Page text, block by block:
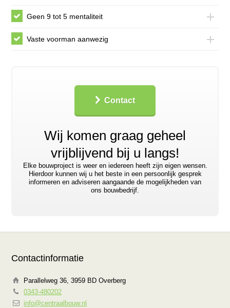
Geen 9 tot 5 mentaliteit
Vaste voorman aanwezig
Contact
Wij komen graag geheel
vrijblijvend bij u langs!
Elke bouwproject is weer en iedereen heeft zijn eigen wensen.
Hierdoor kunnen wij u het beste in een persoonlijk gesprek
informeren en adviseren aangaande de mogelijkheden van
ons bouwbedrijf.
Contactinformatie
Parallelweg 36, 3959 BD Overberg
0343-480202
info@centraalbouw.nl